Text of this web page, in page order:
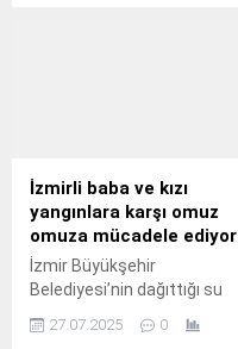
İzmirli baba ve kızı
yangınlara karşı omuz
omuza mücadele ediyor
İzmir Büyükşehir
Belediyesi’nin dağıttığı su
bölgelerde yangınların
27.07.2025 0